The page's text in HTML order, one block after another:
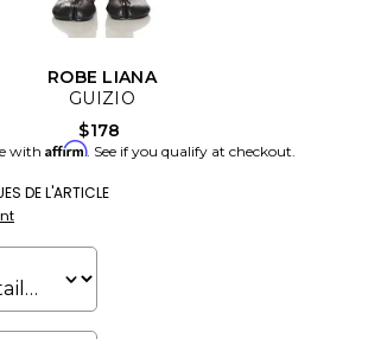
ROBE LIANA
GUIZIO
$178
with Affirm. See if you qualify at checkout.
DE L'ARTICLE